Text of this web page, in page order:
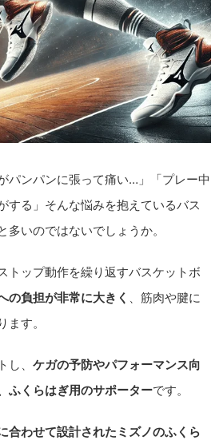
パンパンに張って痛い…」「プレー中
する」そんな悩みを抱えているバス
いのではないでしょうか。
トップ動作を繰り返すバスケットボ
の負担が非常に大きく
、筋肉や腱に
す。
、 ケガの予防やパフォーマンス向
ふくらはぎ用のサポーターです。
合わせて設計されたミズノのふくら